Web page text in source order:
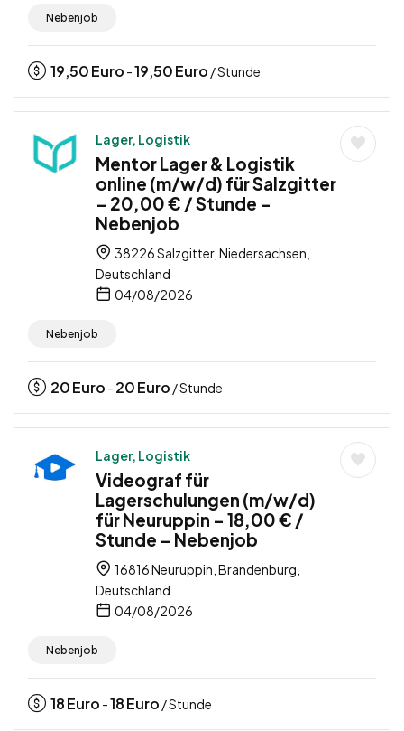
Nebenjob
19,50Euro -19,50Euro / Stunde
Lager, Logistik
Mentor Lager & Logistik
online (m/w/d) für Salzgitter
– 20,00 € / Stunde –
Nebenjob
38226 Salzgitter, Niedersachsen,
Deutschland
04/08/2026
Nebenjob
20Euro - 20Euro / Stunde
Lager, Logistik
Videograf für
Lagerschulungen (m/w/d)
für Neuruppin – 18,00 € /
Stunde – Nebenjob
16816 Neuruppin, Brandenburg,
Deutschland
04/08/2026
Nebenjob
18Euro -18Euro / Stunde